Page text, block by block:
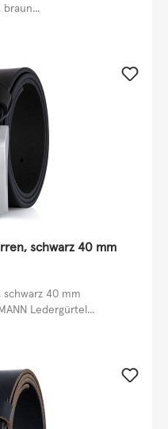
braun...
schwarz 40 mm
schwarz 40 mm
Ledergürtel...